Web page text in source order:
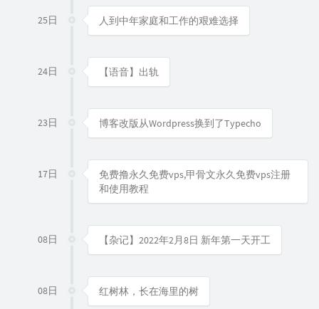
25日 人到中年家庭和工作的艰难选择
24日 【语音】出轨
23日 博客改版从Wordpress换到了Typecho
17日
免费撸永久免费vps,甲骨文永久免费vps注册
和使用教程
08日 【杂记】2022年2月8日 新年第一天开工
08日 红树林，长在海里的树